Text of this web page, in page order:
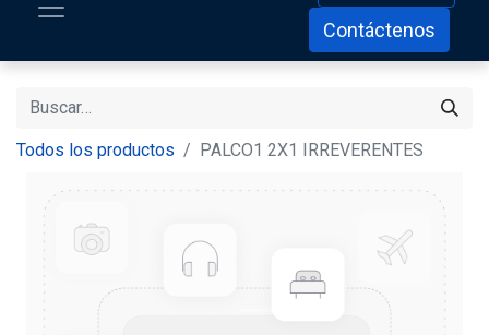
Contáctenos
Todos los productos PALCO1 2X1 IRREVERENTES